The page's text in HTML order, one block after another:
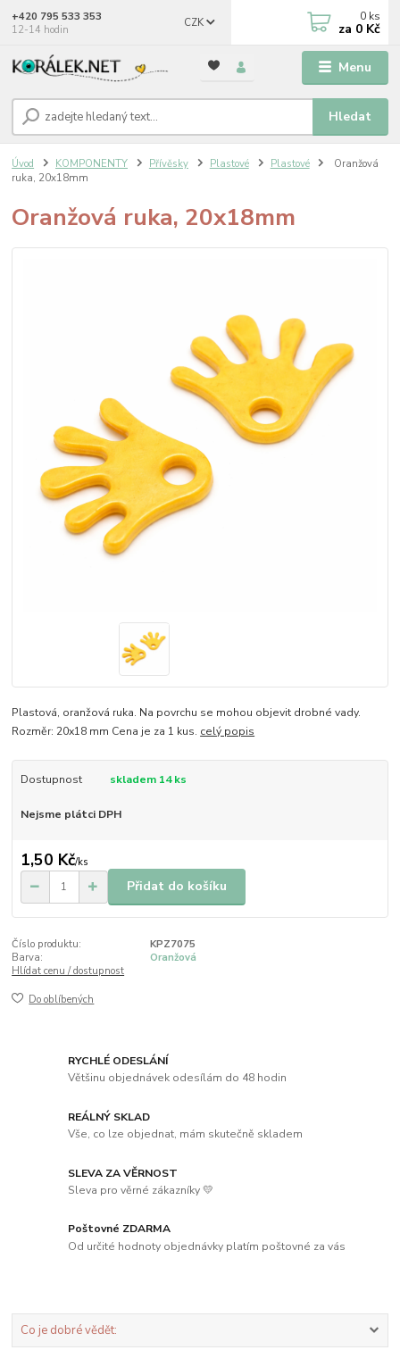
Menu
CZK
Hledat
+420 795 533 353
12-14 hodin
0 ks
za 0 Kč
Úvod KOMPONENTY Přívěsky Plastové Plastové
Oranžová
ruka, 20x18mm
Oranžová ruka, 20x18mm
Plastová, oranžová ruka. Na povrchu se mohou objevit drobné vady.
Rozměr: 20x18 mm Cena je za 1 kus. celý popis
Dostupnost skladem 14 ks
Nejsme plátci DPH
1,50 Kč/ks
Přidat do košíku
Číslo produktu:
KPZ7075
Barva:
Oranžová
Hlídat cenu / dostupnost
Do oblíbených
RYCHLÉ ODESLÁNÍ
Většinu objednávek odesílám do 48 hodin
REÁLNÝ SKLAD
Vše, co lze objednat, mám skutečně skladem
SLEVA ZA VĚRNOST
Sleva pro věrné zákazníky 💛
Poštovné ZDARMA
Od určité hodnoty objednávky platím poštovné za vás
Co je dobré vědět: